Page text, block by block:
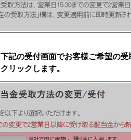
下記の受付画面でお客様ご希望の
クリックします。